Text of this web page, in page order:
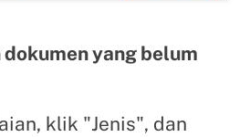
yang belum
klik "Jenis", dan